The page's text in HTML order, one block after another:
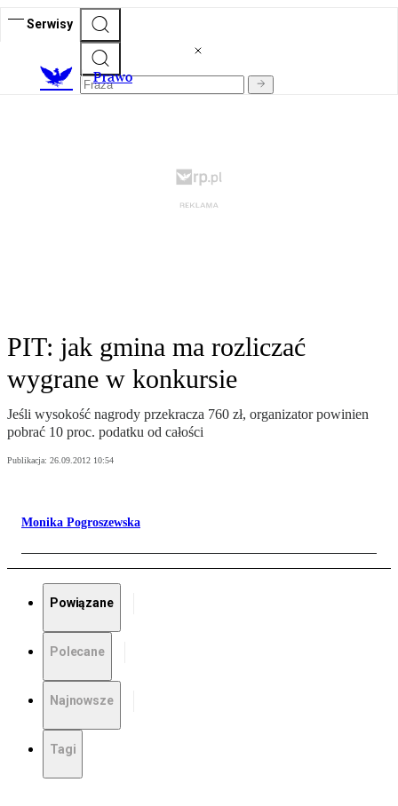
Serwisy
Prawo
PIT: jak gmina ma rozliczać
wygrane w konkursie
Jeśli wysokość nagrody przekracza 760 zł, organizator powinien
pobrać 10 proc. podatku od całości
Publikacja: 26.09.2012 10:54
Monika Pogroszewska
Powiązane
Polecane
Najnowsze
Tagi